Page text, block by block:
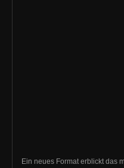
Ein neues Format erblickt das